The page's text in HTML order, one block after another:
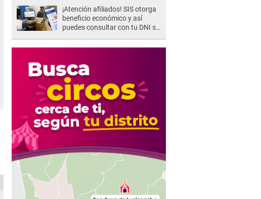
de la justicia"
¡Atención afiliados! SIS otorga
beneficio económico y así
puedes consultar con tu DNI si